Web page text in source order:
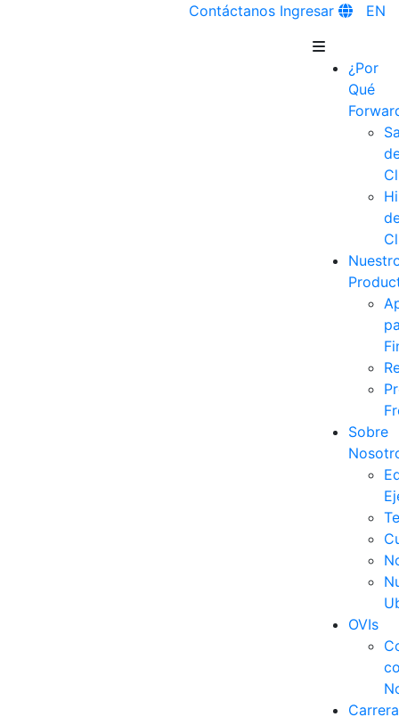
Contáctanos Ingresar EN
¿Por
Qué
Sobre
OVIs